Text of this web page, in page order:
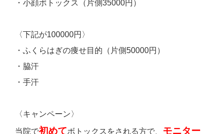
・小顔ボトックス（片側35000円）
〈下記が100000円〉
・ふくらはぎの痩せ目的（片側50000円）
・脇汗
・手汗
〈キャンペーン〉
当院で初めてボトックスをされる方で、 モニター